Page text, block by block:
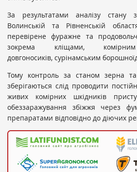
За результатами аналізу стану
Волинській та Рівненській
перевірене фуражне та
зокрема кліщами,
довгоносиків, сурінамським
Тому контроль за станом зерна
зберігаються слід проводити
живих комірних шкідників
обеззаражування збіжжя через
препаратами відповідно до діючих